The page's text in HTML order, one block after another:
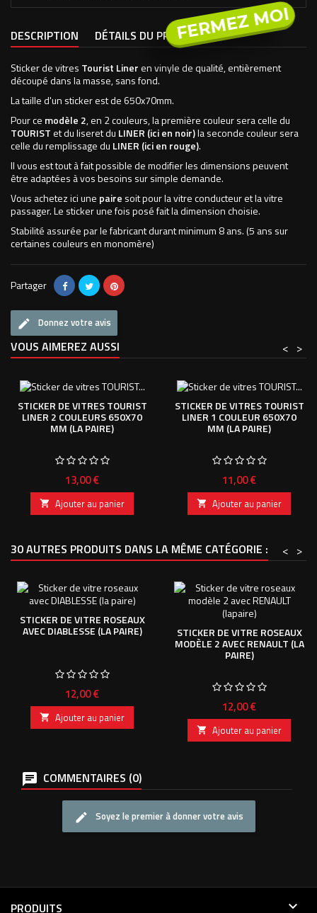
DESCRIPTION DÉTAILS DU PRODUIT
Sticker de vitres Tourist Liner en vinyle de qualité, entièrement
découpé dans la masse, sans fond.
La taille d'un sticker est de 650x70mm.
Pour ce modèle 2, en 2 couleurs, la première couleur sera celle du
TOURIST et du liseret du LINER (ici en noir)la seconde couleur sera
celle du remplissage du LINER (ici en rouge).
Il vous est tout à fait possible de modifier les dimensions peuvent
être adaptées à vos besoins sur simple demande.
Vous achetez ici une paire soit pour la vitre conducteur et la vitre
passager. Le sticker une fois posé fait la dimension choisie.
Stabilité assurée par le fabricant durant minimum 8 ans. (5 ans sur
certaines couleurs en monomère)
Partager
Donnez votre avis
VOUS AIMEREZ AUSSI >
<
STICKER DE VITRES TOURIST
LINER 2 COULEURS 650X70
MM (LA PAIRE)
Prix
13,00 €
 Ajouter au panier
STICKER DE VITRES TOURIST
LINER 1 COULEUR 650X70
MM (LA PAIRE)
Prix
11,00 €
 Ajouter au panier
30 AUTRES PRODUITS DANS LA MÊME CATÉGORIE : >
<
STICKER DE VITRE ROSEAUX
AVEC DIABLESSE (LA PAIRE)
Prix
12,00 €
 Ajouter au panier
STICKER DE VITRE ROSEAUX
MODÈLE 2 AVEC RENAULT (LA
PAIRE)
Prix
12,00 €
 Ajouter au panier
COMMENTAIRES (0)
Soyez le premier à donner votre avis
PRODUITS 
FERMEZ MOI